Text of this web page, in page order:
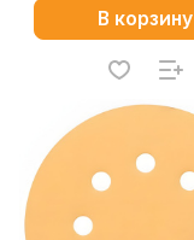
В корзину